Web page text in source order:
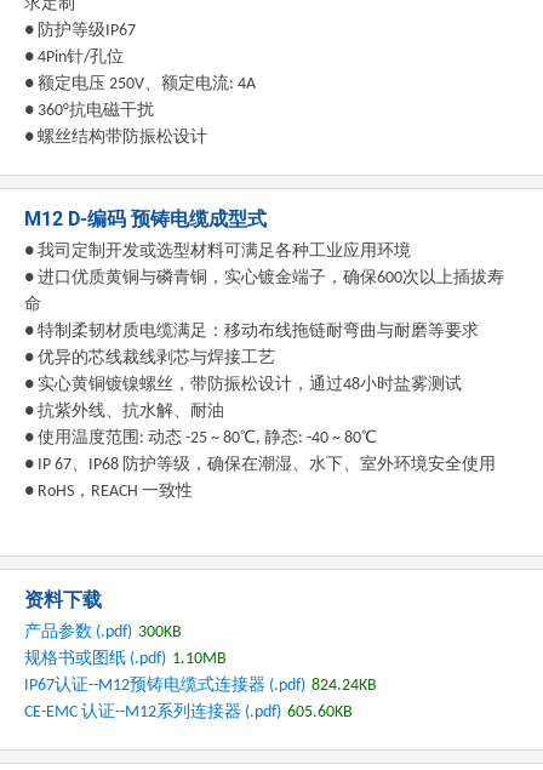
求定制
● 防护等级IP67
● 4Pin针/孔位
● 额定电压 250V、额定电流: 4A
● 360°抗电磁干扰
● 螺丝结构带防振松设计
M12 D-编码 预铸电缆成型式
● 我司定制开发或选型材料可满足各种工业应用环境
● 进口优质黄铜与磷青铜，实心镀金端子，确保600次以上插拔寿
命
● 特制柔韧材质电缆满足：移动布线拖链耐弯曲与耐磨等要求
● 优异的芯线裁线剥芯与焊接工艺
● 实心黄铜镀镍螺丝，带防振松设计，通过48小时盐雾测试
● 抗紫外线、抗水解、耐油
● 使用温度范围: 动态 -25 ~ 80℃, 静态: -40 ~ 80℃
● IP 67、IP68 防护等级，确保在潮湿、水下、室外环境安全使用
● RoHS，REACH 一致性
资料下载
产品参数 (.pdf) 300KB
规格书或图纸 (.pdf) 1.10MB
IP67认证--M12预铸电缆式连接器 (.pdf) 824.24KB
CE-EMC 认证--M12系列连接器 (.pdf) 605.60KB